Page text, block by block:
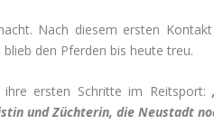
Nach diesem ersten
blieb den Pferden bis heute treu.
ihre ersten Schritte im Reitsport:
und Züchterin, die Neustadt